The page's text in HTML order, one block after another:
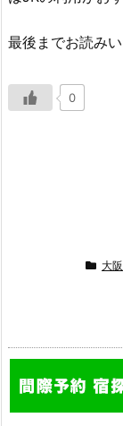
最後までお読み
0
大阪